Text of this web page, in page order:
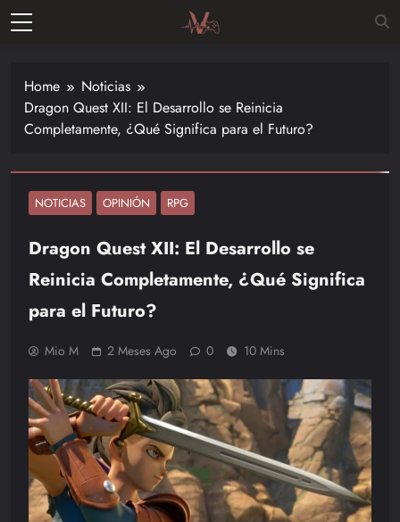
Skip
de las
últimas
novedades
los
–
Nintendo,
Playstac
Home
Noticias
Dragon Quest XII: El Desarrollo se Reinicia
Completamente, ¿Qué Significa para el Futuro?
NOTICIAS OPINIÓN RPG
Dragon Quest XII: El Desarrollo se
Reinicia Completamente, ¿Qué Significa
para el Futuro?
Mio M 2 Meses Ago 0 10 Mins